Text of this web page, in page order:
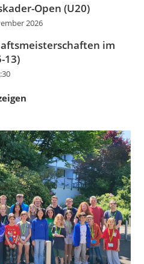
Open (U20)
2026
im
13)